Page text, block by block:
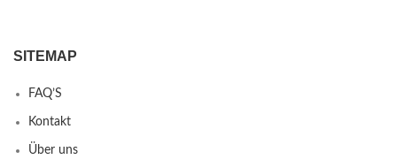
SITEMAP
FAQ’S
Kontakt
Über uns